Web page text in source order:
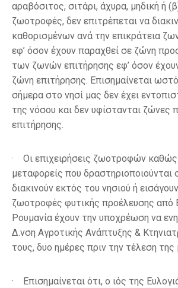
αραβόσιτος, σιτάρι, άχυρα, μηδική ή
ζωοτροφές, δεν επιτρέπεται να
καθορισμένων ανά την επικράτεια
εφ’ όσον έχουν παραχθεί σε ζώνη
των ζωνών επιτήρησης εφ’ όσον
ζώνη επιτήρησης. Επισημαίνεται
σήμερα στο νησί μας δεν έχει
της νόσου και δεν υφίστανται ζώνες
επιτήρησης.
· Οι επιχειρήσεις ζωοτροφών καθώς
μεταφορείς που δραστηριοποιούνται
διακινούν εκτός του νησιού ή
ζωοτροφές φυτικής προέλευσης από
Ρουμανία έχουν την υποχρέωση να
Δ.νση Αγροτικής Ανάπτυξης &
τους, δυο ημέρες πριν την τέλεση
· Επισημαίνεται ότι, ο ιός της